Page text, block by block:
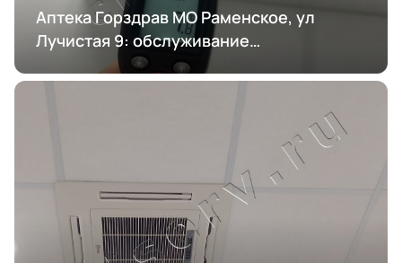
Аптека Горздрав МО Раменское, ул
Лучистая 9: обслуживание
кондиционирования